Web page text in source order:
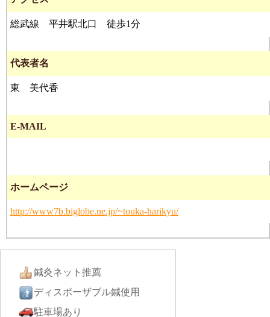
総武線 平井駅北口 徒歩1分
代表者名
東 美代香
E-MAIL
ホームページ
http://www7b.biglobe.ne.jp/~touka-harikyu/
鍼灸ネット推薦
ディスポーザブル鍼使用
駐車場あり